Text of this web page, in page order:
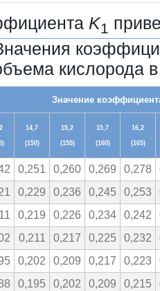
K1
кислорода
Значение
14,7
(150)
15,2
(155)
15,7
(160)
16,2
(165)
0,251 0,260 0,269 0,278
0,229 0,236 0,245 0,253
0,219 0,226 0,234 0,242
0,211 0,217 0,225 0,232
0,202 0,209 0,217 0,223
0,195 0,202 0,209 0,215